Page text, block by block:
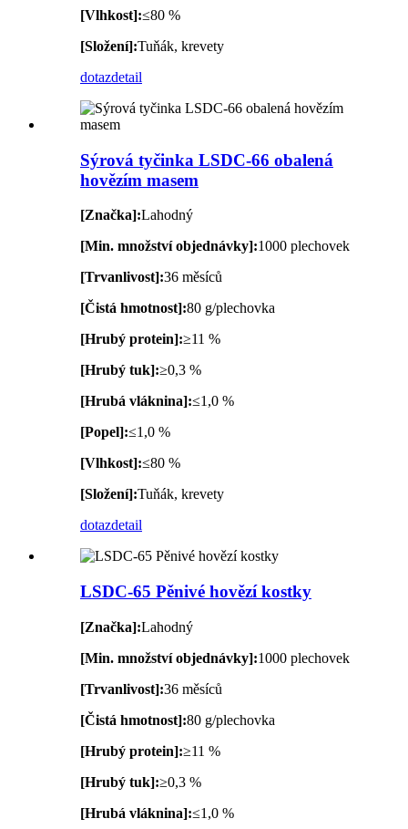
[Vlhkost]:≤80 %
[Složení]:Tuňák, krevety
dotazdetail
Sýrová tyčinka LSDC-66 obalená
hovězím masem
[Značka]:Lahodný
[Min. množství objednávky]:1000 plechovek
[Trvanlivost]:36 měsíců
[Čistá hmotnost]:80 g/plechovka
[Hrubý protein]:≥11 %
[Hrubý tuk]:≥0,3 %
[Hrubá vláknina]:≤1,0 %
[Popel]:≤1,0 %
[Vlhkost]:≤80 %
[Složení]:Tuňák, krevety
dotazdetail
LSDC-65 Pěnivé hovězí kostky
[Značka]:Lahodný
[Min. množství objednávky]:1000 plechovek
[Trvanlivost]:36 měsíců
[Čistá hmotnost]:80 g/plechovka
[Hrubý protein]:≥11 %
[Hrubý tuk]:≥0,3 %
[Hrubá vláknina]:≤1,0 %